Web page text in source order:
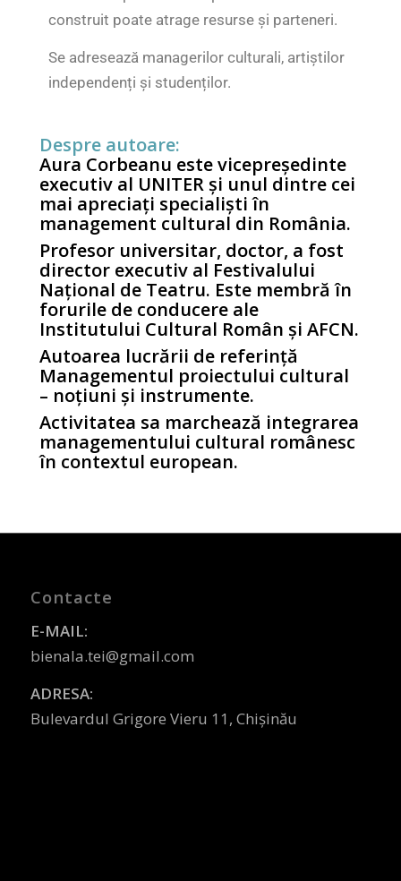
construit poate atrage resurse și parteneri.
Se adresează managerilor culturali, artiștilor
independenți și studenților.
Despre autoare:
Aura Corbeanu este vicepreședinte
executiv al UNITER și unul dintre cei
mai apreciați specialiști în
management cultural din România.
Profesor universitar, doctor, a fost
director executiv al Festivalului
Național de Teatru. Este membră în
forurile de conducere ale
Institutului Cultural Român și AFCN.
Autoarea lucrării de referință
Managementul proiectului cultural
– noțiuni și instrumente.
Activitatea sa marchează integrarea
managementului cultural românesc
în contextul european.
Contacte
E-MAIL:
bienala.tei@gmail.com
ADRESA:
Bulevardul Grigore Vieru 11, Chișinău